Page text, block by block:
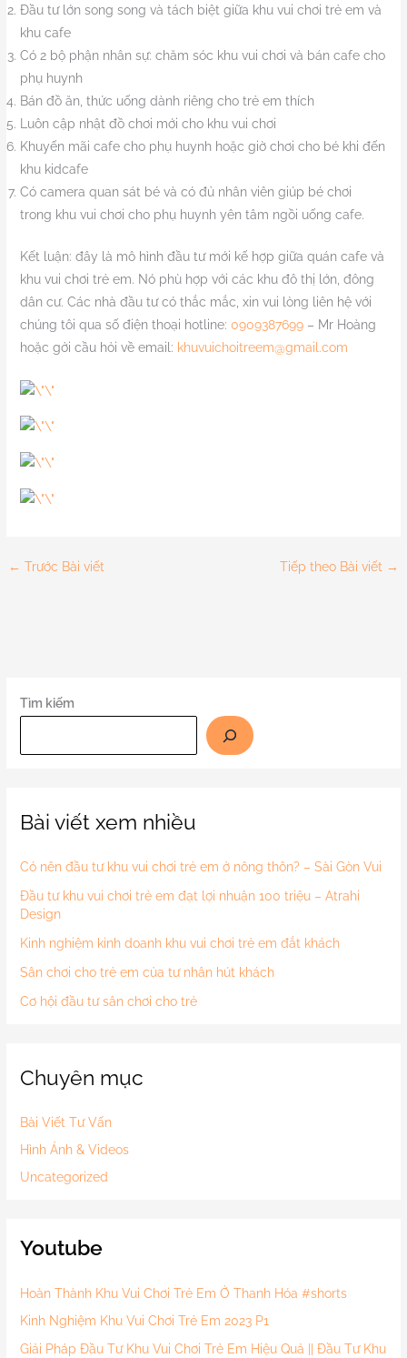
Đầu tư lớn song song và tách biệt giữa khu vui chơi trẻ em và
khu cafe
Có 2 bộ phận nhân sự: chăm sóc khu vui chơi và bán cafe cho
phụ huynh
Bán đồ ăn, thức uống dành riêng cho trẻ em thích
Luôn cập nhật đồ chơi mới cho khu vui chơi
Khuyến mãi cafe cho phụ huynh hoặc giờ chơi cho bé khi đến
khu kidcafe
Có camera quan sát bé và có đủ nhân viên giúp bé chơi
trong khu vui chơi cho phụ huynh yên tâm ngồi uống cafe.
Kết luận: đây là mô hình đầu tư mới kế hợp giữa quán cafe và
khu vui chơi trẻ em. Nó phù hợp với các khu đô thị lớn, đông
dân cư. Các nhà đầu tư có thắc mắc, xin vui lòng liên hệ với
chúng tôi qua số điện thoại hotline:0909387699 – Mr Hoàng
hoặc gởi cầu hỏi về email: khuvuichoitreem@gmail.com
← Trước Bài viết Tiếp theo Bài viết →
Tìm kiếm
Bài viết xem nhiều
Có nên đầu tư khu vui chơi trẻ em ở nông thôn? – Sài Gòn Vui
Đầu tư khu vui chơi trẻ em đạt lợi nhuận 100 triệu – Atrahi
Design
Kinh nghiệm kinh doanh khu vui chơi trẻ em đắt khách
Sân chơi cho trẻ em của tư nhân hút khách
Cơ hội đầu tư sân chơi cho trẻ
Chuyên mục
Bài Viết Tư Vấn
Hình Ảnh & Videos
Uncategorized
Youtube
Hoàn Thành Khu Vui Chơi Trẻ Em Ở Thanh Hóa #shorts
Kinh Nghiệm Khu Vui Chơi Trẻ Em 2023 P1
Giải Pháp Đầu Tư Khu Vui Chơi Trẻ Em Hiệu Quả || Đầu Tư Khu